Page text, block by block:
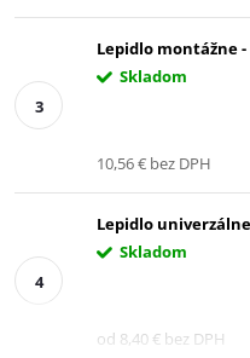
Lepidlo montážne -
Skladom
10,56 € bez DPH
Lepidlo
Skladom
od 8,40 € bez DPH